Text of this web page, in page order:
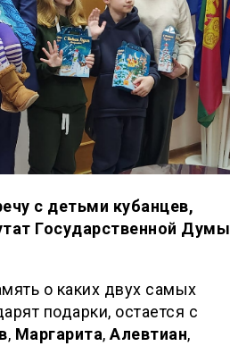
с детьми кубанцев,
Государственной Думы
о каких двух самых
подарки, остается с
, Маргарита,Алевтиан,